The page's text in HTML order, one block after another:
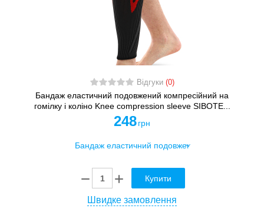
Відгуки (0)
Бандаж еластичний подовжений компресійний на
гомілку і коліно Knee compression sleeve SIBOTE...
248 грн
Купити
Швидке замовлення